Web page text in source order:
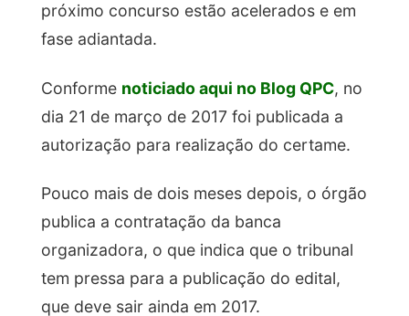
próximo concurso estão acelerados e em
fase adiantada.
Conforme noticiado aqui no Blog QPC, no
dia 21 de março de 2017 foi publicada a
autorização para realização do certame.
Pouco mais de dois meses depois, o órgão
publica a contratação da banca
organizadora, o que indica que o tribunal
tem pressa para a publicação do edital,
que deve sair ainda em 2017.